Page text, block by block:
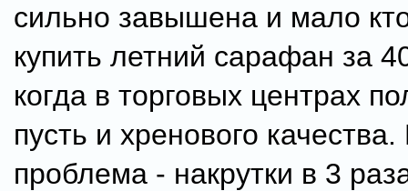
сильно завышена и мало
купить летний сарафан за
когда в торговых центрах
пусть и хренового качества.
проблема - накрутки в 3